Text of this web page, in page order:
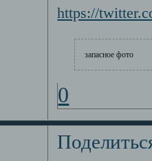
https://
запасное фото
0